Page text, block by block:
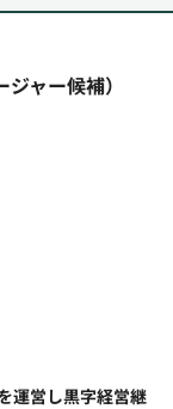
ャー候補）
運営し黒字経営継